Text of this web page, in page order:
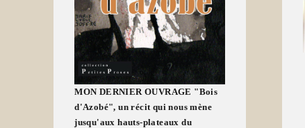
MON DERNIER OUVRAGE "Bois
d'Azobé", un récit qui nous mène
jusqu'aux hauts-plateaux du